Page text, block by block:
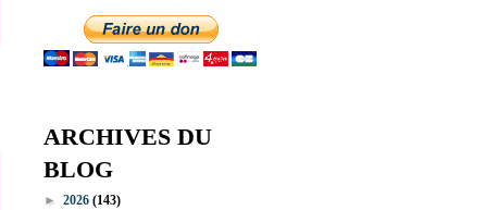
ARCHIVES DU
BLOG
► 2026 (143)